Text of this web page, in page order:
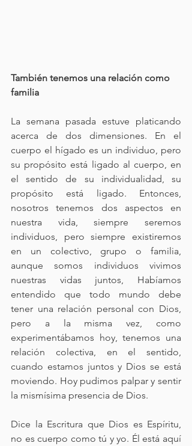
También tenemos una relación como
familia
La semana pasada estuve platicando
acerca de dos dimensiones. En el
cuerpo el hígado es un individuo, pero
su propósito está ligado al cuerpo, en
el sentido de su individualidad, su
propósito está ligado. Entonces,
nosotros tenemos dos aspectos en
nuestra vida, siempre seremos
individuos, pero siempre existiremos
en un colectivo, grupo o familia,
aunque somos individuos vivimos
nuestras vidas juntos, Habíamos
entendido que todo mundo debe
tener una relación personal con Dios,
pero a la misma vez, como
experimentábamos hoy, tenemos una
relación colectiva, en el sentido,
cuando estamos juntos y Dios se está
moviendo. Hoy pudimos palpar y sentir
la mismísima presencia de Dios.
Dice la Escritura que Dios es Espíritu,
no es cuerpo como tú y yo. Él está aquí